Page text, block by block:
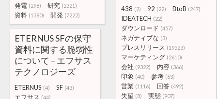
438 (2) 92 (22) BtoB (247)
IDEATECH (22)
ダウンロード (457)
ネガティブな (3)
プレスリリース (19523)
マーケティング (2610)
会社 (9322) 内容 (366)
印象 (40) 参考 (63)
営業 (1116) 回答 (492)
失望 (8) 実態 (907)
発電 (298) 研究 (2321)
資料 (1380) 開発 (7222)
ETERNUS SFの保守
資料に関する脆弱性
について – エフサス
テクノロジーズ
ETERNUS (4) SF (43)
エフサス (44)